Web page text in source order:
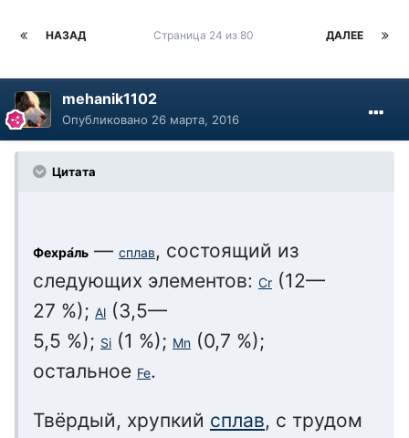
НАЗАД ДАЛЕЕ
Страница 24 из 80
mehanik1102
Опубликовано 26 марта, 2016
Цитата
Фехра́ль — сплав, состоящий из
следующих элементов: Cr (12—
27 %); Al (3,5—
5,5 %); Si (1 %); Mn (0,7 %);
остальное Fe.
Твёрдый, хрупкий сплав, с трудом